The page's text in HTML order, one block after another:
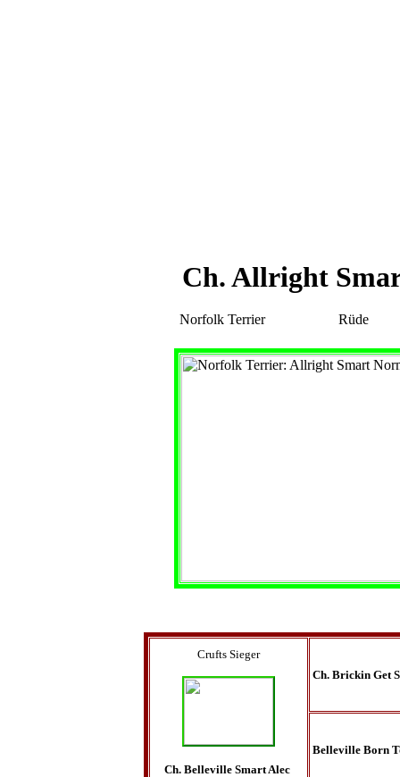
Ch. Allright
Norfolk Terrier Rüde
Crufts Sieger
Ch. Belleville Smart Alec
Ch. Brickin Get
Belleville Born